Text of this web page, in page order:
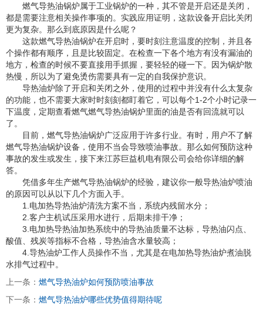
燃气导热油锅炉属于工业锅炉的一种，其不管是开启还是关闭，
都是需要注意相关操作事项的。实践应用证明，这款设备开启比关闭
更为复杂。那么到底原因是什么呢？
这款燃气导热油锅炉在开启时，要时刻注意温度的控制，并且各
个操作都有顺序，且是比较固定。在检查一下各个地方有没有漏油的
地方，检查的时候不要直接用手抓握，要轻轻的碰一下。因为锅炉散
热慢，所以为了避免烫伤需要具有一定的自我保护意识。
导热油炉除了开启和关闭之外，使用的过程中并没有什么太复杂
的功能，也不需要大家时时刻刻都盯着它，可以每个1-2个小时记录一
下温度，定期查看燃气燃气导热油锅炉里面的油是否有回流就可以
了。
目前，燃气导热油锅炉广泛应用于许多行业。有时，用户不了解
燃气导热油锅炉设备，使用不当会导致喷油事故。那么如何预防这种
事故的发生或发生，接下来江苏巨益机电有限公司会给你详细的解
答。
凭借多年生产燃气导热油锅炉的经验，建议你一般导热油炉喷油
的原因可以从以下几个方面入手。
1.电加热导热油炉清洗方案不当，系统内残留水分；
2.客户主机试压采用水进行，后期未排干净；
3.电加热导热油加热系统中的导热油质量不达标，导热油闪点、
酸值、残炭等指标不合格，导热油含水量较高；
4.导热油炉工作人员操作不当，尤其是在电加热导热油炉煮油脱
水排气过程中。
上一条： 燃气导热油炉如何预防喷油事故
下一条： 燃气导热油炉哪些优势值得期待呢